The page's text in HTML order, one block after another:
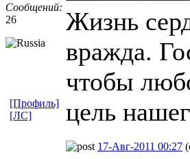
Сообщений:
26
Жизнь
вражда.
чтобы
цель
[Профиль]
[ЛС]
17-Авг-2011 00:27